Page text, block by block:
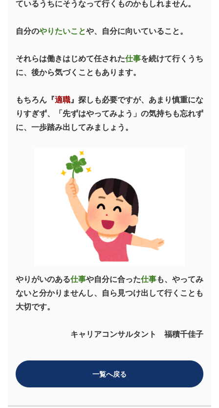
ているうちにそうなって行くものかもしれません。
自分のやりたいことや、自分に向いていること。
それらは働きはじめて任された仕事を続けて行くうち
に、後から気づくこともあります。
もちろん『適職』探しも必要ですが、あまり慎重にな
りすぎず、「先ずはやってみよう」の気持ちも忘れず
に、一歩踏み出してみましょう。
やりがいのある仕事や自分に合った仕事も、やってみ
ないと分かりませんし、自ら見つけ出して行くことも
大切です。
キャリアコンサルタント 福積千佳子
一覧へ戻る